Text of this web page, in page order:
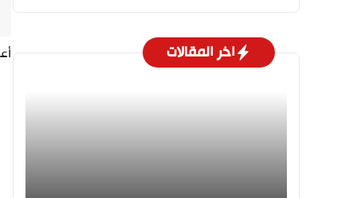
اخر المقالات